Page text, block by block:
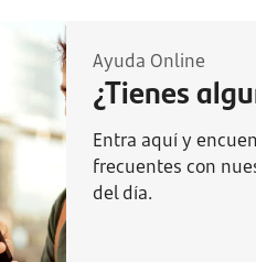
¿
T
i
e
n
e
s
g
u
n
a
Ayuda Online
¿Tienes
Entra aquí y
frecuentes con
del día.